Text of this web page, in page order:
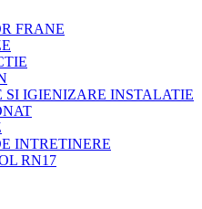
FRANE
SI IGIENIZARE INSTALATIE
INTRETINERE
RN17